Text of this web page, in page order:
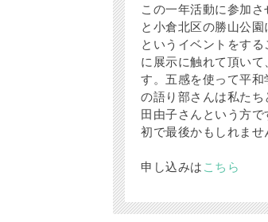
この一年活動に参加
と小倉北区の勝山公
というイベントをす
に展示に触れて頂い
す。五感を使って平
の語り部さんは私た
田由子さんという方
初で最後かもしれませ
申し込みは こちら